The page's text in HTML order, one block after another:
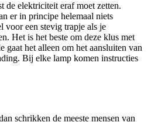
de elektriciteit eraf moet zetten.
er in principe helemaal niets
voor een stevig trapje als je
Het is het beste om deze klus met
gaat het alleen om het aansluiten van
Bij elke lamp komen instructies
schrikken de meeste mensen van